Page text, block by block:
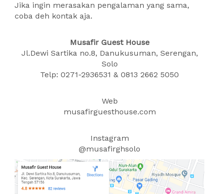
Jika ingin merasakan pengalaman yang sama,
coba deh kontak aja.
Musafir Guest House
Jl.Dewi Sartika no.8, Danukusuman, Serengan,
Solo
Telp: 0271-2936531 & 0813 2662 5050
Web
musafirguesthouse.com
Instagram
@musafirghsolo